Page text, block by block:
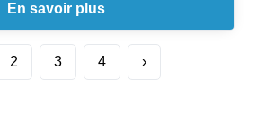
En savoir plus
2 3 4 ›